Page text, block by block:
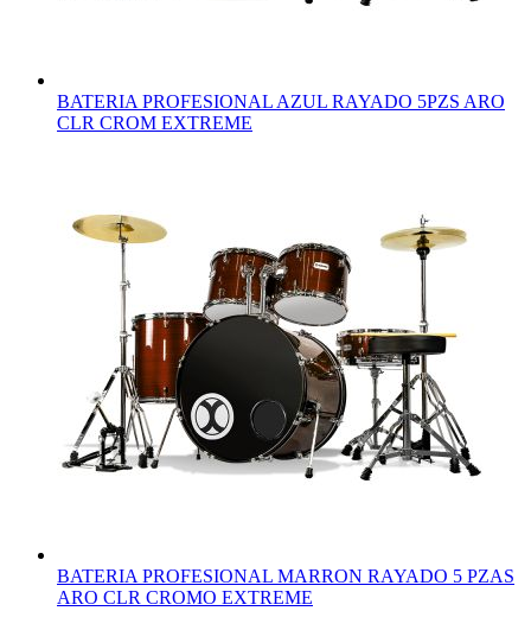
BATERIA PROFESIONAL AZUL RAYADO 5PZS ARO
CLR CROM EXTREME
BATERIA PROFESIONAL MARRON RAYADO 5 PZAS
ARO CLR CROMO EXTREME